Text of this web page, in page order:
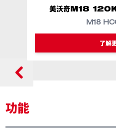
美沃奇M18
M18 HCCT120-
M18
了解
功能